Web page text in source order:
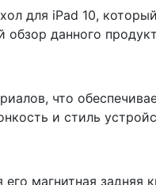
для iPad 10,
данного
что
и стиль
магнитная